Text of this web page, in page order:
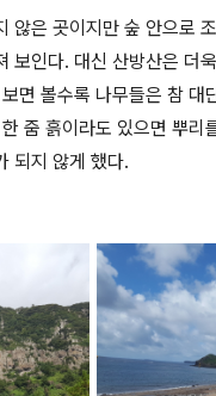
않은 곳이지만 숲 안으로
보인다. 대신 산방산은 더
면 볼수록 나무들은 참 대
줌 흙이라도 있으면 뿌리
되지 않게 했다.